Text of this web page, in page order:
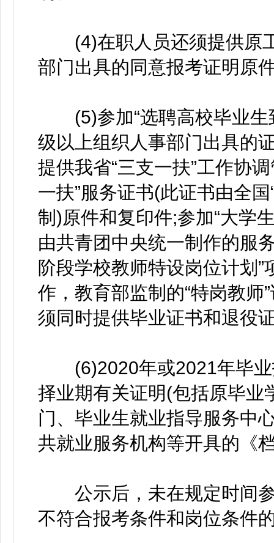
(4)在职人员还须提供原
部门出具的同意报考证明原
(5)参加“选聘高校毕业生
级以上组织人事部门出具的
提供我省“三支一扶”工作协
一扶”服务证书(此证书由全
制)原件和复印件;参加“大学
由共青团中央统一制作的服
阶段学校教师特设岗位计划
作，教育部监制的“特岗教师
须同时提供毕业证书和退役
(6)2020年或2021年毕业
择业期有关证明(包括原毕业
门、毕业生就业指导服务中
共就业服务机构等开具的《
公示后，未在规定时间参
不符合报考条件和岗位条件